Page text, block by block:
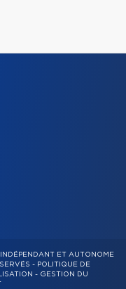
ET AUTONOME
- POLITIQUE DE
- GESTION DU